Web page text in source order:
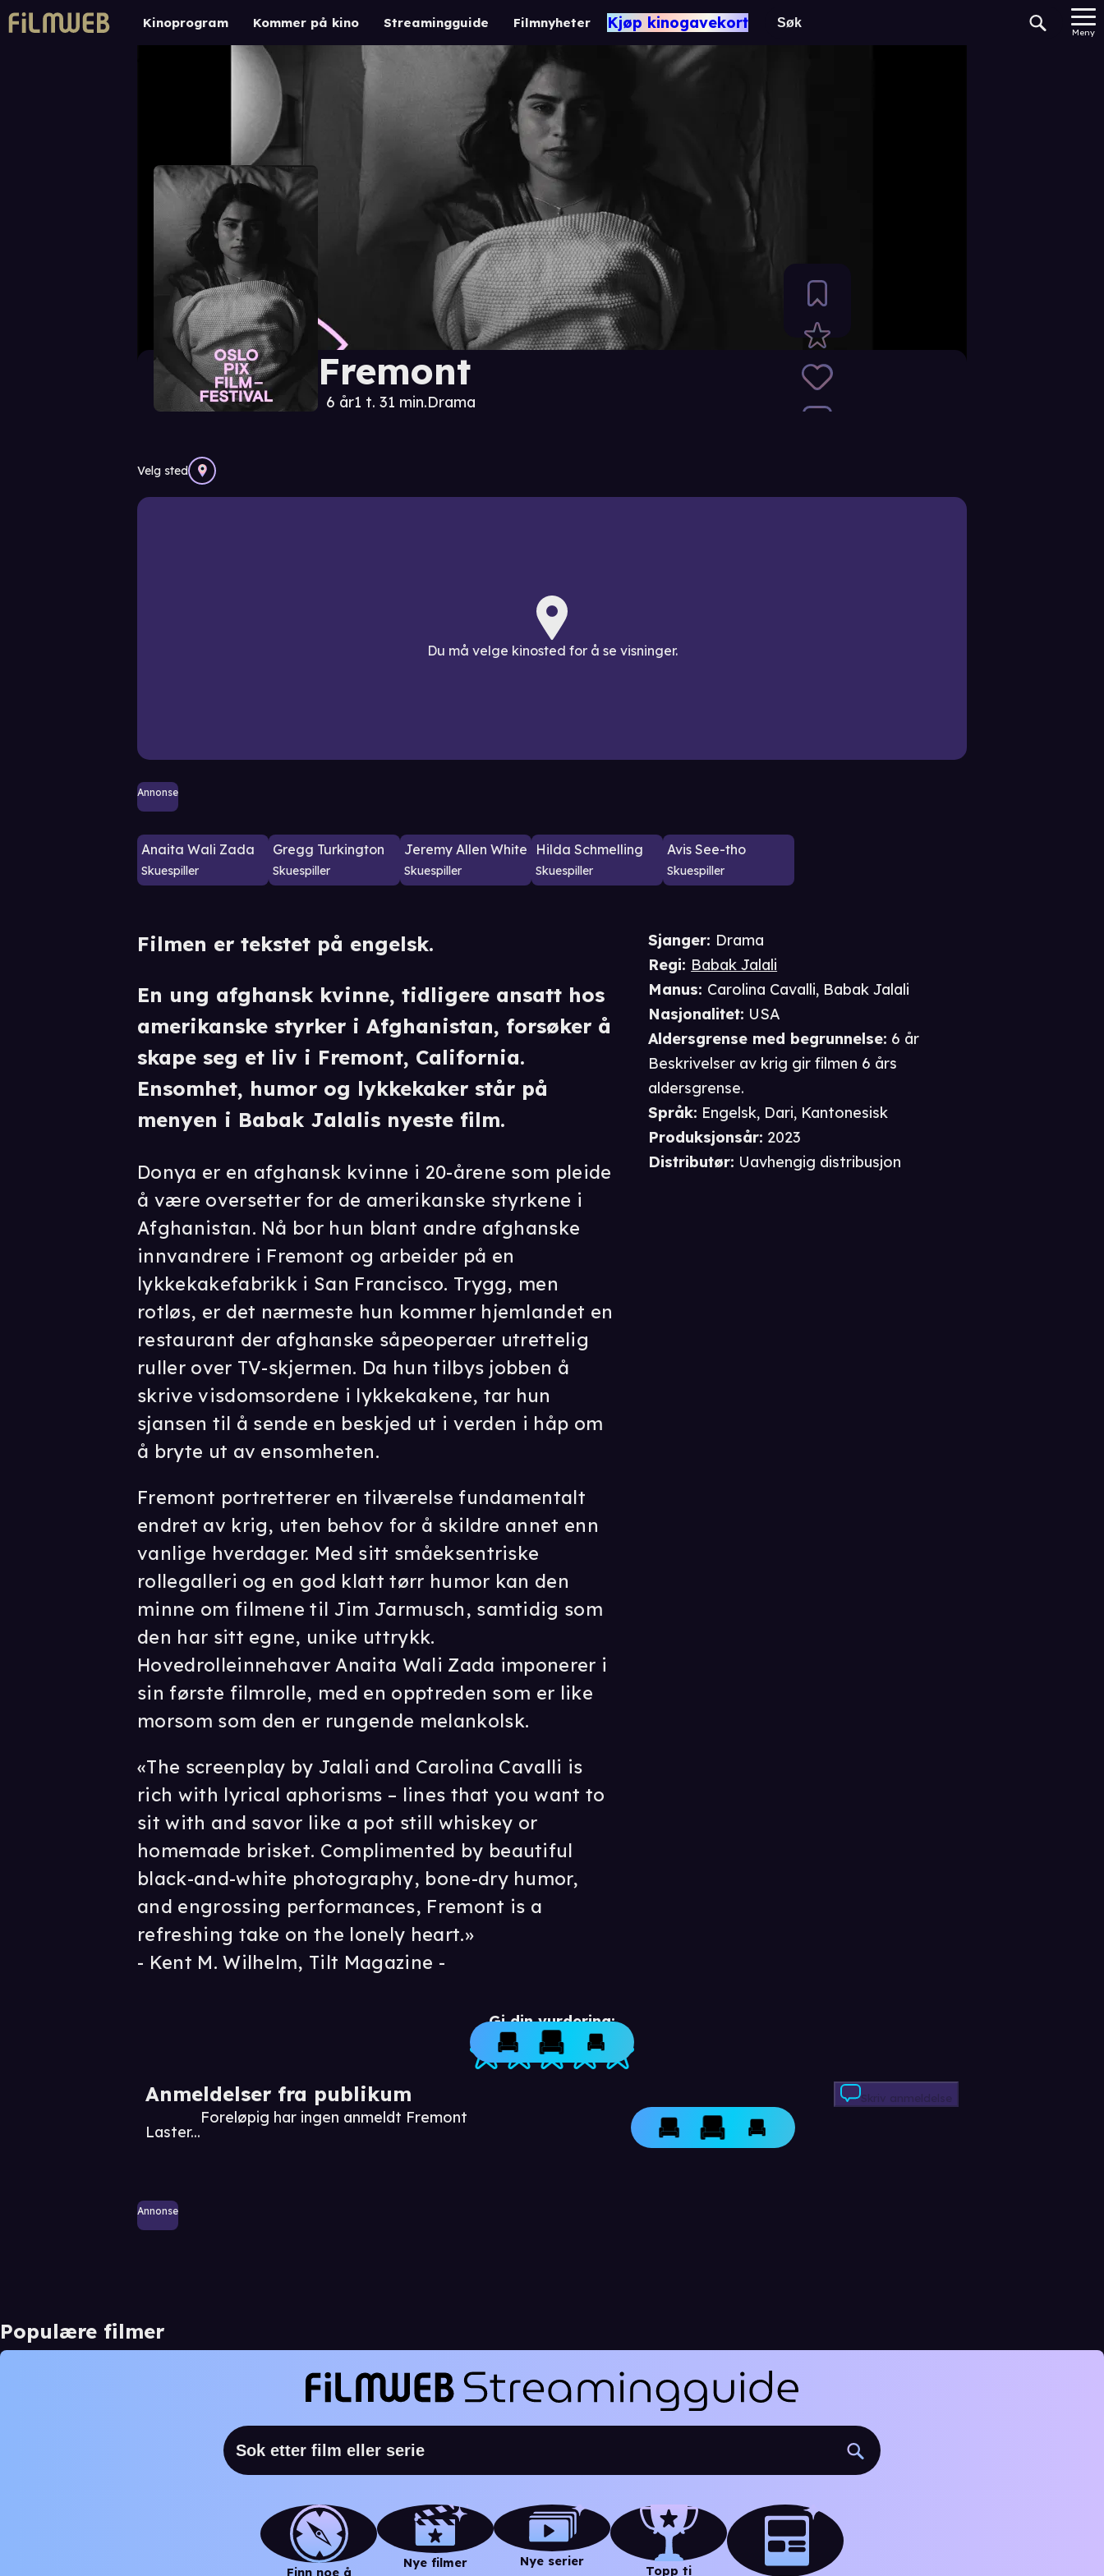
Kinoprogram Kommer på kino Streamingguide Filmnyheter Kjøp kinogavekort
Meny
Fremont
6 år1 t. 31 min.Drama
Velg sted
Du må velge kinosted for å se visninger.
Annonse
Anaita Wali Zada
Skuespiller
Gregg Turkington
Skuespiller
Jeremy Allen White
Skuespiller
Hilda Schmelling
Skuespiller
Avis See-tho
Skuespiller
Gi din vurdering:
Anmeldelser fra publikum
Laster...
Foreløpig har ingen anmeldt Fremont
Skriv anmeldelse
Annonse
Sjanger: Drama
Regi: Babak Jalali
Manus: Carolina Cavalli, Babak Jalali
Nasjonalitet: USA
Aldersgrense med begrunnelse: 6 år
Beskrivelser av krig gir filmen 6 års
aldersgrense.
Språk: Engelsk, Dari, Kantonesisk
Produksjonsår: 2023
Distributør: Uavhengig distribusjon
Filmen er tekstet på engelsk.
En ung afghansk kvinne, tidligere ansatt hos
amerikanske styrker i Afghanistan, forsøker å
skape seg et liv i Fremont, California.
Ensomhet, humor og lykkekaker står på
menyen i Babak Jalalis nyeste film.
Donya er en afghansk kvinne i 20-årene som pleide
å være oversetter for de amerikanske styrkene i
Afghanistan. Nå bor hun blant andre afghanske
innvandrere i Fremont og arbeider på en
lykkekakefabrikk i San Francisco. Trygg, men
rotløs, er det nærmeste hun kommer hjemlandet en
restaurant der afghanske såpeoperaer utrettelig
ruller over TV-skjermen. Da hun tilbys jobben å
skrive visdomsordene i lykkekakene, tar hun
sjansen til å sende en beskjed ut i verden i håp om
å bryte ut av ensomheten.
Fremont portretterer en tilværelse fundamentalt
endret av krig, uten behov for å skildre annet enn
vanlige hverdager. Med sitt småeksentriske
rollegalleri og en god klatt tørr humor kan den
minne om filmene til Jim Jarmusch, samtidig som
den har sitt egne, unike uttrykk.
Hovedrolleinnehaver Anaita Wali Zada imponerer i
sin første filmrolle, med en opptreden som er like
morsom som den er rungende melankolsk.
«The screenplay by Jalali and Carolina Cavalli is
rich with lyrical aphorisms – lines that you want to
sit with and savor like a pot still whiskey or
homemade brisket. Complimented by beautiful
black-and-white photography, bone-dry humor,
and engrossing performances, Fremont is a
refreshing take on the lonely heart.»
- Kent M. Wilhelm, Tilt Magazine -
Populære filmer
Nye filmer Nye serier
Topp ti